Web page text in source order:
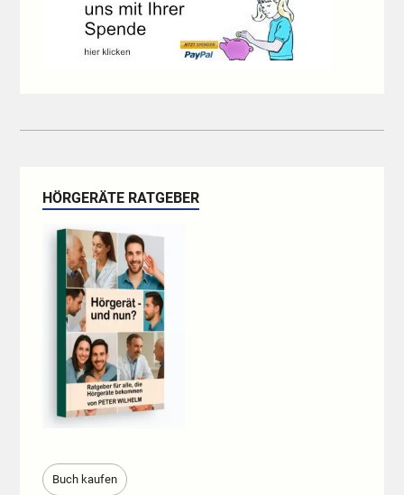
HÖRGERÄTE RATGEBER
Buch kaufen